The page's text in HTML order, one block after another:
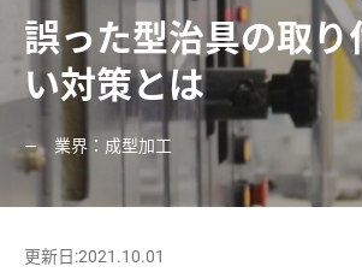
誤った型治具の取り
い対策とは
業界：成型加工
更新日:2021.10.01